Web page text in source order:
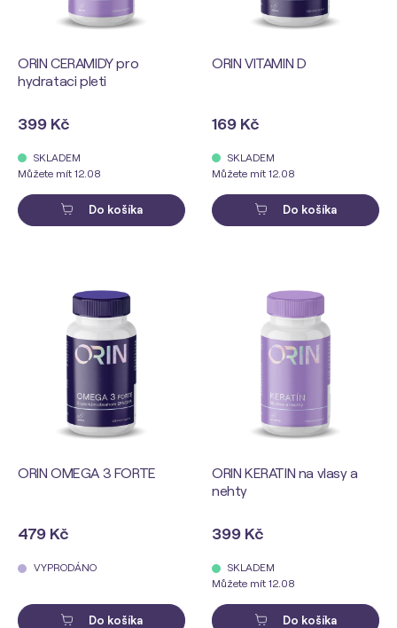
ORIN CERAMIDY pro
hydrataci pleti
399 Kč
SKLADEM
Můžete mít 12.08
Do košíka
ORIN VITAMIN D
169 Kč
SKLADEM
Můžete mít 12.08
Do košíka
ORIN OMEGA 3 FORTE
479 Kč
VYPRODÁNO
Do košíka
ORIN KERATIN na vlasy a
nehty
399 Kč
SKLADEM
Můžete mít 12.08
Do košíka